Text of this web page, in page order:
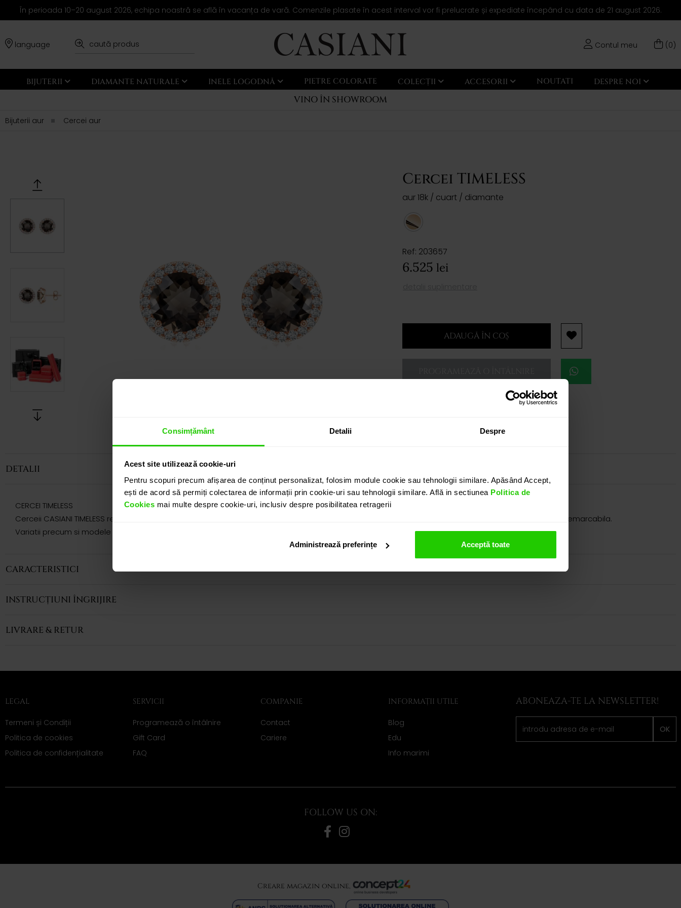
Consimțământ Detalii Despre
Acest site utilizează cookie-uri
Pentru scopuri precum afișarea de conținut personalizat, folosim module cookie sau tehnologii similare. Apăsând Accept,
ești de acord să permiți colectarea de informații prin cookie-uri sau tehnologii similare. Află in sectiunea Politica de
Cookies mai multe despre cookie-uri, inclusiv despre posibilitatea retragerii
Administrează preferințe Acceptă toate
În perioada 10–20 august 2026, echipa noastră se află în vacanța de vară. Comenzile plasate în acest interval vor fi prelucrate și expediate începând cu data de 21 august 2026.
language Contul meu (0)
BIJUTERII DIAMANTE NATURALE INELE LOGODNĂ PIETRE COLORATE COLECȚII ACCESORII NOUTATI DESPRE NOI
VINO ÎN SHOWROOM
Bijuterii aur Cercei aur
Cercei TIMELESS
aur 18k / cuart / diamante
Ref: 203657
6.525 lei
ADAUGĂ ÎN COȘ
DETALII
CERCEI TIMELESS
Cerceii CASIANI TIMELESS realizati din aur roz de 18k, cuart fumuriu cu taietura rotunda si diamante este o bijuterie simpla, eleganta si in acelasi timp remarcabila.
Variatii precum si modele complementare acestui produs puteti regasi atat in colectia prezentata pe site cat si vizitand showroom-ul nostru.
CARACTERISTICI
INSTRUCȚIUNI ÎNGRIJIRE
LIVRARE & RETUR
LEGAL
Termeni și Condiții
Politica de cookies
Politica de confidențialitate
SERVICII
Programează o întâlnire
Gift Card
FAQ
COMPANIE
Contact
Cariere
INFORMAȚII UTILE
Blog
Edu
Info marimi
ABONEAZA-TE LA NEWSLETTER!
OK
FOLLOW US ON:
Creare magazin online,